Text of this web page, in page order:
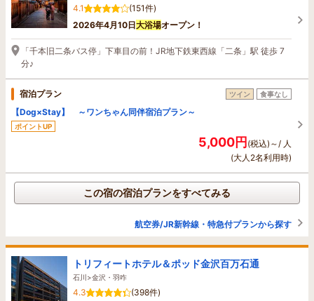
4.1
(151件)
2026年4月10日大浴場オープン！
「千本旧二条バス停」下車目の前！JR地下鉄東西線「二条」駅 徒歩 7
分♪
宿泊プラン ツイン 食事なし
【Dog×Stay】 ～ワンちゃん同伴宿泊プラン～
ポイントUP
5,000円(税込)～/ 人
(大人2名利用時)
この宿の宿泊プランをすべてみる
航空券/JR新幹線・特急付プランから探す
トリフィートホテル＆ポッド金沢百万石通
石川>金沢・羽咋
4.3
(398件)